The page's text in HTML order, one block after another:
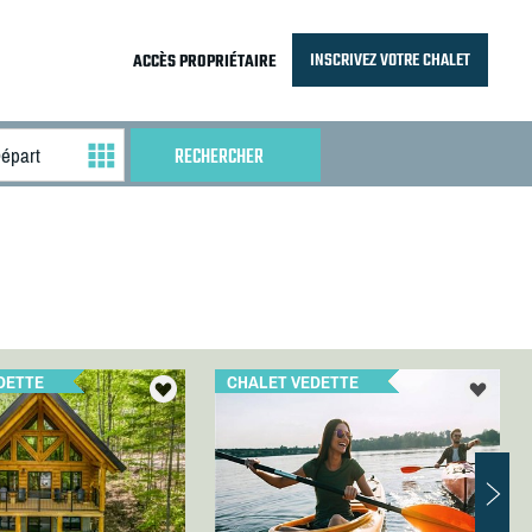
ACCÈS PROPRIÉTAIRE INSCRIVEZ VOTRE CHALET
CHALET VEDETTE